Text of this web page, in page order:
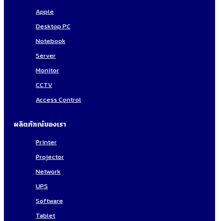
Apple
Desktop PC
Notebook
Server
Monitor
CCTV
Access Control
ผลิตภัฑณ์ของเรา
Printer
Projector
Network
UPS
Software
Tablet